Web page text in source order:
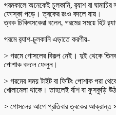
গরমকালে অনেকেই চুলকানি, র‌্যাশ বা
ফোস্কা পড়ে। ত্বকের রংও বদলে যায়।
ত্বক চিকিৎসকেরা বলেন, গরমের সময়ে হিট
গরমে র‍্যাশ-চুলকানি এড়াতে করণীয়-
> গরমে গোসলের বিকল্প নেই। দুই থেকে
পোশাক বদলে ফেলুন।
> গরমের সময় টাইট বা ফিটিং পোশাক পরা
খোলামেলা থাকে। তাহলেই র্যাশ বা ফুসকুড়ি
> গোসলের আগে প্রতিবার ত্বকের আক্রান্ত